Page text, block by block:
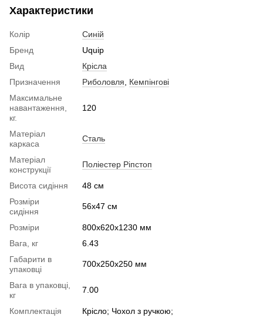
Характеристики
Колір
Синій
Бренд
Uquip
Вид
Крісла
Призначення
Риболовля
Кемпінгові
Максимальне
навантаження,
кг.
120
Матеріал
каркаса
Сталь
Матеріал
конструкції
Поліестер Ріпстоп
Висота сидіння
48 см
Розміри
сидіння
56х47 см
Розміри
800х620х1230 мм
Вага, кг
6.43
Габарити в
упаковці
700х250х250 мм
Вага в упаковці,
кг
7.00
Комплектація
Крісло; Чохол з ручкою;